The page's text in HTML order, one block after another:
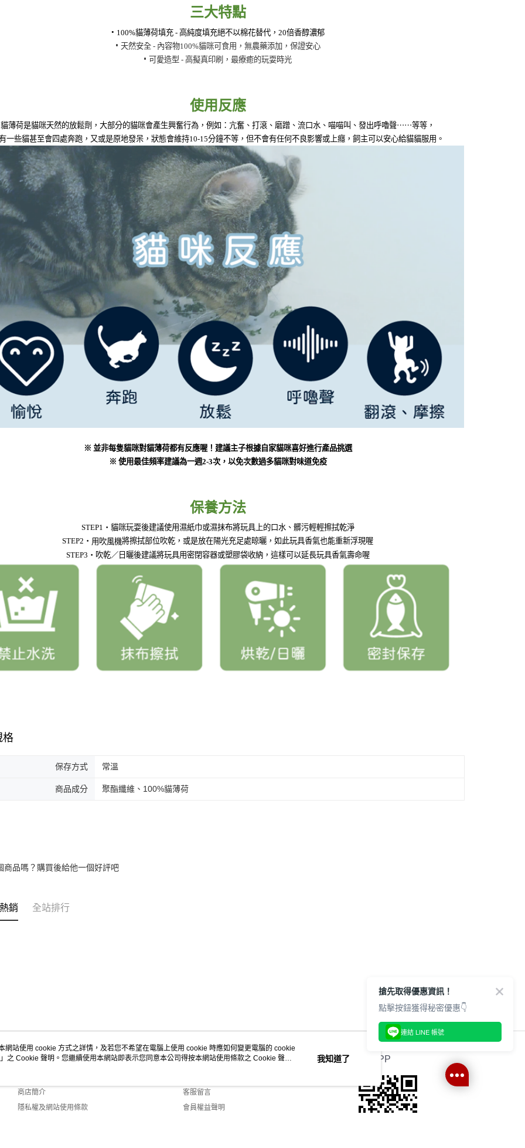
【繳款方式說明】
1.分期款項不併入電信帳單，「大哥付你分期」於每月結算日後寄送繳費提
醒簡訊。
2.透過簡訊連結打開帳單後，可選擇「超商條碼／台灣大直營門市／銀行轉
帳／街口支付／iPASS MONEY」等通路繳費。
款買賣價金債權讓與本公司後，依約使用本公司帳單繳交帳款。
資料（包含姓名、電話或地址）提供予台灣大哥大進項蒐集、處理及利
用，由本公司與您本人進行分期帳單所需資料之確認、核對及更正。
3.完整用戶服務條款，請詳閱以下連結：https://oppay.tw/userRule
【全家取貨付款】常溫配送
每筆NT$60，滿NT$1,099(含以上)免運費
【全家取貨-先付款】常溫配送
每筆NT$60，滿NT$899(含以上)免運費
每筆NT$60，滿NT$1,299(含以上)免運費
每筆NT$60，滿NT$1,099(含以上)免運費
【7-11常溫取貨】若同時選購冷凍鮮食，零食可改至購物車
下方『低溫加購區』選購，可合併配送省運費
每筆NT$80，滿NT$899(含以上)免運費
【黑貓-常溫宅配】若同時選購冷凍鮮食，零食可改至購物車下方
『低溫加購區』選購，可合併配送省運費
每筆NT$80，滿NT$899(含以上)免運費
【黑貓宅配-離島】常溫配送
每筆NT$160，滿NT$1,800(含以上)免運費
【黑貓宅配-貨到付款】常溫配送
每筆NT$110，滿NT$1,299(含以上)免運費
三大特點
• 100%貓薄荷填充 - 高純度填充絕不以棉花替代，20倍香醇濃郁
• 天然安全 - 內容物100%貓咪可食用，無農藥添加，保證安心
• 可愛造型 - 高擬真印刷，最療癒的玩耍時光
使用反應
貓薄荷是貓咪天然的放鬆劑，大部分的貓咪會產生興奮行為，例如：亢奮、打滾、磨蹭、流口水、喵喵叫、發出呼嚕聲⋯⋯等等，
一些貓甚至會四處奔跑，又或是原地發呆，狀態會維持10-15分鐘不等，但不會有任何不良影響或上癮，飼主可以安心給貓貓服用。
※ 並非每隻貓咪對貓薄荷都有反應喔！建議主子根據自家貓咪喜好進行產品挑選
※ 使用最佳頻率建議為一週2-3次，以免次數過多貓咪對味道免疫
保養方法
STEP1・貓咪玩耍後建議使用濕紙巾或濕抹布將玩具上的口水、髒污輕輕擦拭乾淨
STEP2・ 用吹風機將擦拭部位吹乾，或是放在陽光充足處晾曬，如此玩具香氣也能重新浮現喔
STEP3・吹乾／日曬後建議將玩具用密閉容器或塑膠袋收納，這樣可以延長玩具香氣壽命喔
格
保存方式 常溫
商品成分 聚酯纖維、100%貓薄荷
商品嗎？購買後給他一個好評吧
銷 全站排行
關於我們
商店簡介
隱私權及網站使用條款
客服資訊
客服留言
會員權益聲明
官方APP
網站使用 cookie 方式之詳情，及若您不希望在電腦上使用 cookie 時應如何變更電腦的 cookie
」之 Cookie 聲明。您繼續使用本網站即表示您同意本公司得按本網站使用條款之 Cookie 聲明
我知道了
搶先取得優惠資訊！
點擊按鈕獲得秘密優惠👇
連結 LINE 帳號